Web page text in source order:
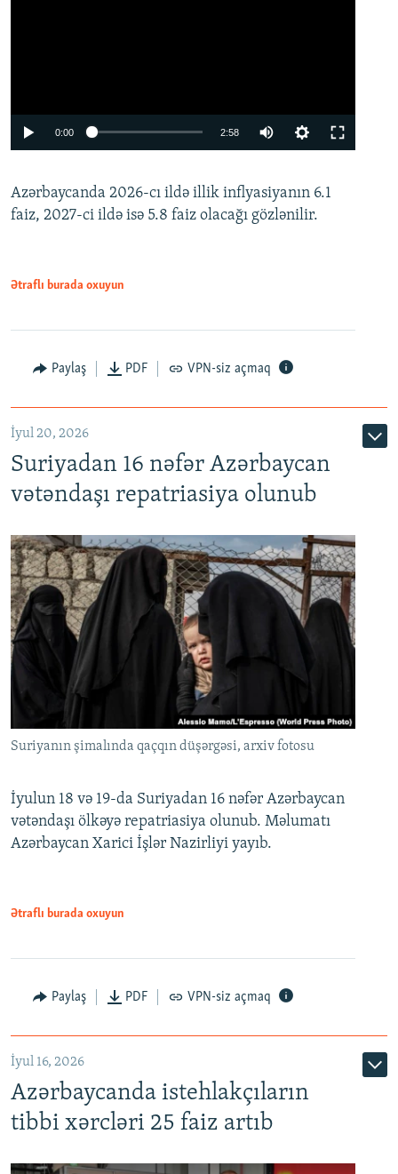
Auto
0:00 2:58
360p
480p
Azərbaycanda 2026-cı ildə illik inflyasiyanın 6.1
faiz, 2027-ci ildə isə 5.8 faiz olacağı gözlənilir.
Ətraflı burada oxuyun
Paylaş PDF VPN-siz açmaq
İyul 20, 2026
Suriyadan 16 nəfər Azərbaycan
vətəndaşı repatriasiya olunub
Suriyanın şimalında qaçqın düşərgəsi, arxiv fotosu
İyulun 18 və 19-da Suriyadan 16 nəfər Azərbaycan
vətəndaşı ölkəyə repatriasiya olunub. Məlumatı
Azərbaycan Xarici İşlər Nazirliyi yayıb.
Ətraflı burada oxuyun
Paylaş PDF VPN-siz açmaq
İyul 16, 2026
Azərbaycanda istehlakçıların
tibbi xərcləri 25 faiz artıb